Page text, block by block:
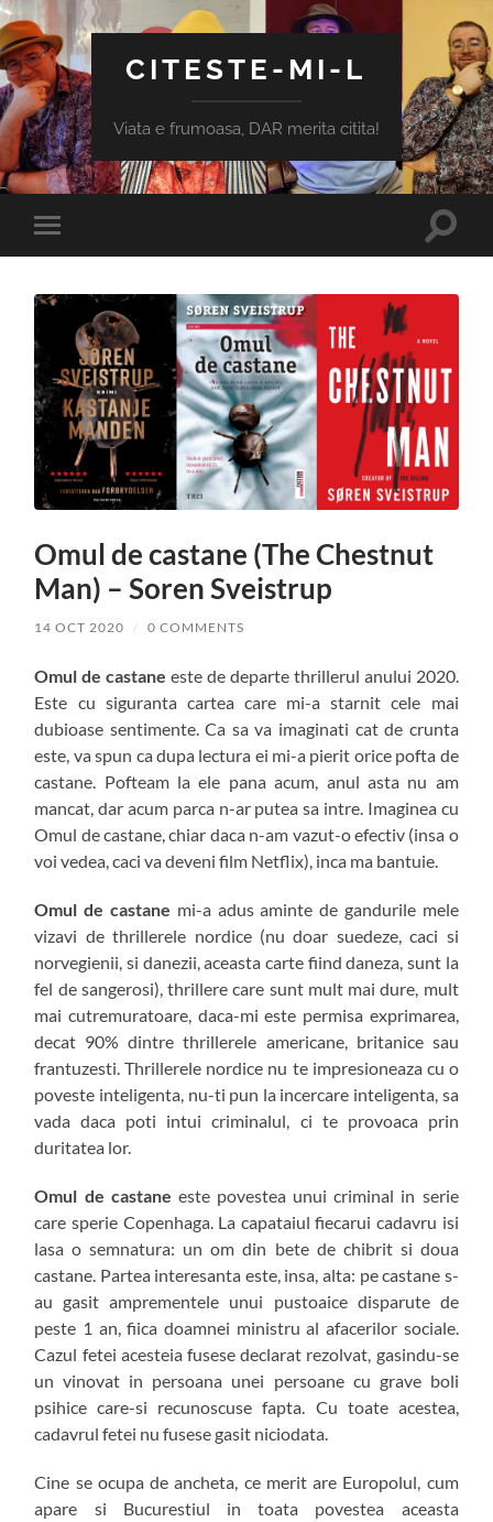
CITESTE-MI-L
Viata e frumoasa, DAR merita citita!
Toggle
mobile
Toggle
Omul de castane (The Chestnut
Man) – Soren Sveistrup
14 OCT 2020 / 0 COMMENTS
Omul de castane este de departe thrillerul anului 2020.
Este cu siguranta cartea care mi-a starnit cele mai
dubioase sentimente. Ca sa va imaginati cat de crunta
este, va spun ca dupa lectura ei mi-a pierit orice pofta de
castane. Pofteam la ele pana acum, anul asta nu am
mancat, dar acum parca n-ar putea sa intre. Imaginea cu
Omul de castane, chiar daca n-am vazut-o efectiv (insa o
voi vedea, caci va deveni film Netflix), inca ma bantuie.
Omul de castane mi-a adus aminte de gandurile mele
vizavi de thrillerele nordice (nu doar suedeze, caci si
norvegienii, si danezii, aceasta carte fiind daneza, sunt la
fel de sangerosi), thrillere care sunt mult mai dure, mult
mai cutremuratoare, daca-mi este permisa exprimarea,
decat 90% dintre thrillerele americane, britanice sau
frantuzesti. Thrillerele nordice nu te impresioneaza cu o
poveste inteligenta, nu-ti pun la incercare inteligenta, sa
vada daca poti intui criminalul, ci te provoaca prin
duritatea lor.
Omul de castane este povestea unui criminal in serie
care sperie Copenhaga. La capataiul fiecarui cadavru isi
lasa o semnatura: un om din bete de chibrit si doua
castane. Partea interesanta este, insa, alta: pe castane s-
au gasit amprementele unui pustoaice disparute de
peste 1 an, fiica doamnei ministru al afacerilor sociale.
Cazul fetei acesteia fusese declarat rezolvat, gasindu-se
un vinovat in persoana unei persoane cu grave boli
psihice care-si recunoscuse fapta. Cu toate acestea,
cadavrul fetei nu fusese gasit niciodata.
Cine se ocupa de ancheta, ce merit are Europolul, cum
apare si Bucurestiul in toata povestea aceasta